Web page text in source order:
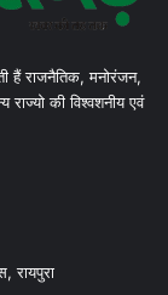
हैं राजनैतिक, मनोरंजन,
की विश्वशनीय एवं
रायपुरा